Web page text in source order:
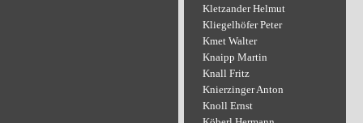
Kletzander Helmut
Kliegelhöfer Peter
Kmet Walter
Knaipp Martin
Knall Fritz
Knierzinger Anton
Knoll Ernst